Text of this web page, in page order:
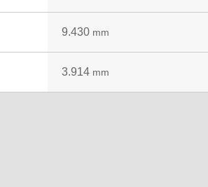
9.430 mm
3.914 mm